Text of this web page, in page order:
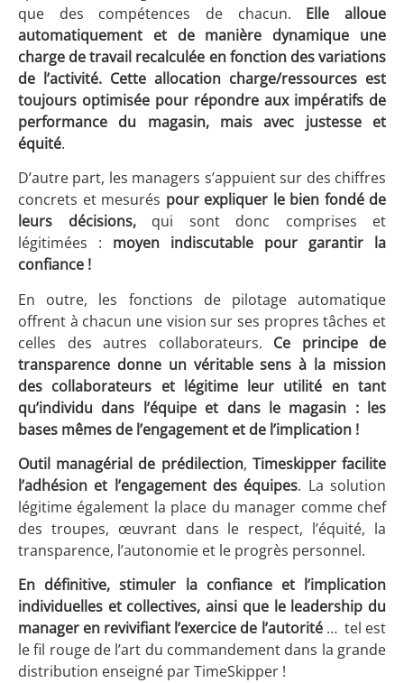
que des compétences de chacun. Elle alloue
automatiquement et de manière dynamique une
charge de travail recalculée en fonction des variations
de l’activité. Cette allocation charge/ressources est
toujours optimisée pour répondre aux impératifs de
performance du magasin, mais avec justesse et
équité.
D’autre part, les managers s’appuient sur des chiffres
concrets et mesurés pour expliquer le bien fondé de
leurs décisions,qui sont donc comprises et
légitimées : moyen indiscutable pour garantir la
confiance !
En outre, les fonctions de pilotage automatique
offrent à chacun une vision sur ses propres tâches et
celles des autres collaborateurs. Ce principe de
transparence donne un véritable sens à la mission
des collaborateurs et légitime leur utilité en tant
qu’individu dans l’équipe et dans le magasin : les
bases mêmes de l’engagement et de l’implication !
Outil managérial de prédilection, Timeskipper facilite
l’adhésion et l’engagement des équipes. La solution
légitime également la place du manager comme chef
des troupes, œuvrant dans le respect, l’équité, la
transparence, l’autonomie et le progrès personnel.
En définitive, stimuler la confiance et l’implication
individuelles et collectives, ainsi que le leadership du
manager en revivifiant l’exercice de l’autorité… tel est
le fil rouge de l’art du commandement dans la grande
distribution enseigné par TimeSkipper !